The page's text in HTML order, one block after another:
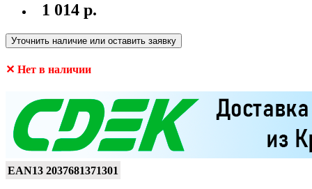
1 014 р.
Уточнить наличие или оставить заявку
✕ Нет в наличии
EAN13 2037681371301